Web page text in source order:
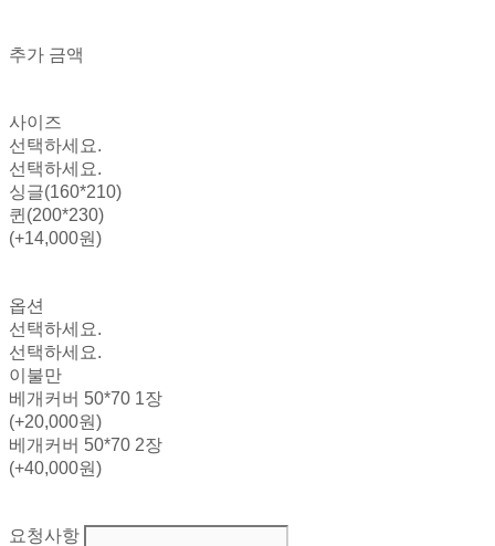
추가 금액
사이즈
선택하세요.
선택하세요.
싱글(160*210)
퀸(200*230)
(+14,000원)
옵션
선택하세요.
선택하세요.
이불만
베개커버 50*70 1장
(+20,000원)
베개커버 50*70 2장
(+40,000원)
요청사항